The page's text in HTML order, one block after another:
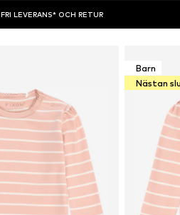
FRI LEVERANS* OCH RETUR
Barn
Nästan